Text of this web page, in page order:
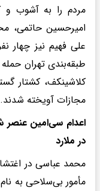
مردم را به آشوب و
امیرحسین حاتمی،
علی فهیم نیز چهار
کلاشینکف، کشتار
مجازات آویخته شدند.
اعدام سی‌امین
در ملارد
مأمور بی‌سلاحی به